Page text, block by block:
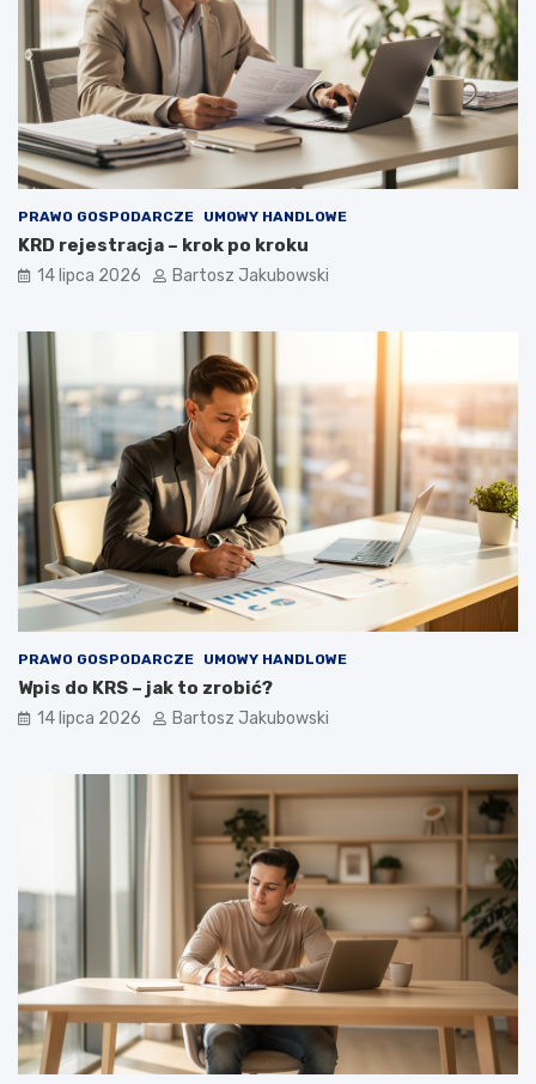
PRAWO GOSPODARCZE UMOWY HANDLOWE
KRD rejestracja – krok po kroku
14 lipca 2026 Bartosz Jakubowski
PRAWO GOSPODARCZE UMOWY HANDLOWE
Wpis do KRS – jak to zrobić?
14 lipca 2026 Bartosz Jakubowski